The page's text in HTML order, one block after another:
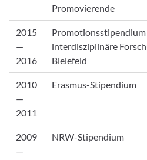
Promovierende
2015
—
2016
interdisziplinäre
Bielefeld
2010
—
2011
Erasmus-Stipendium
2009
—
NRW-Stipendium